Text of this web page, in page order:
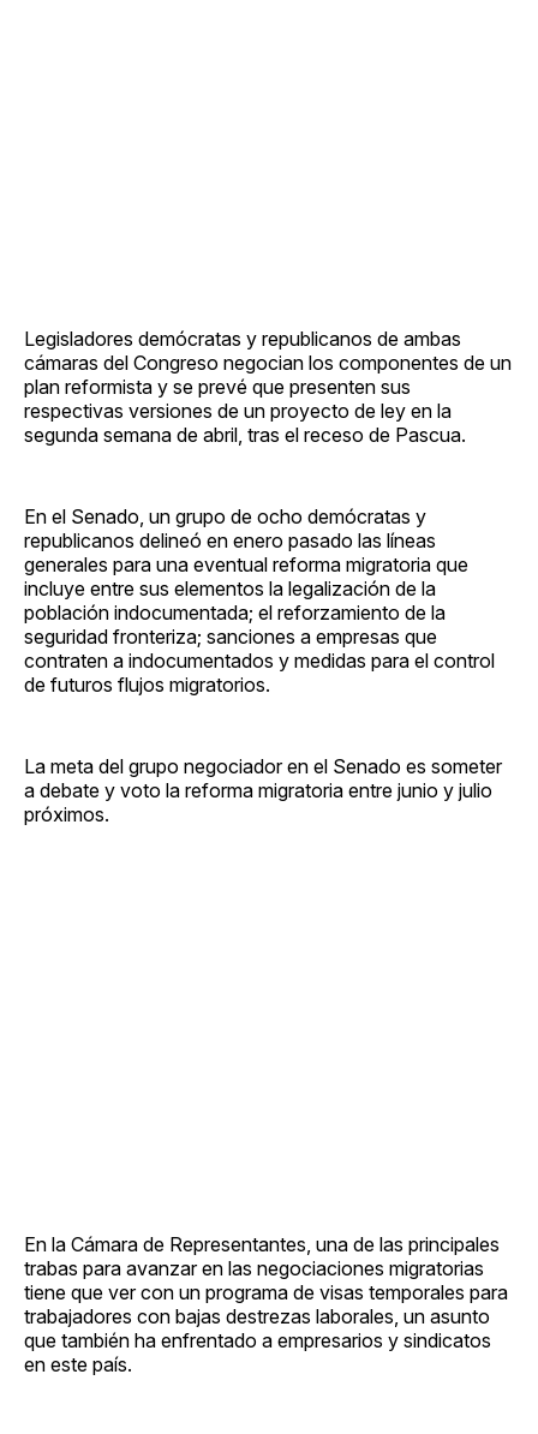
Legisladores demócratas y republicanos de ambas
cámaras del Congreso negocian los componentes de un
plan reformista y se prevé que presenten sus
respectivas versiones de un proyecto de ley en la
segunda semana de abril, tras el receso de Pascua.
En el Senado, un grupo de ocho demócratas y
republicanos delineó en enero pasado las líneas
generales para una eventual reforma migratoria que
incluye entre sus elementos la legalización de la
población indocumentada; el reforzamiento de la
seguridad fronteriza; sanciones a empresas que
contraten a indocumentados y medidas para el control
de futuros flujos migratorios.
La meta del grupo negociador en el Senado es someter
a debate y voto la reforma migratoria entre junio y julio
próximos.
En la Cámara de Representantes, una de las principales
trabas para avanzar en las negociaciones migratorias
tiene que ver con un programa de visas temporales para
trabajadores con bajas destrezas laborales, un asunto
que también ha enfrentado a empresarios y sindicatos
en este país.